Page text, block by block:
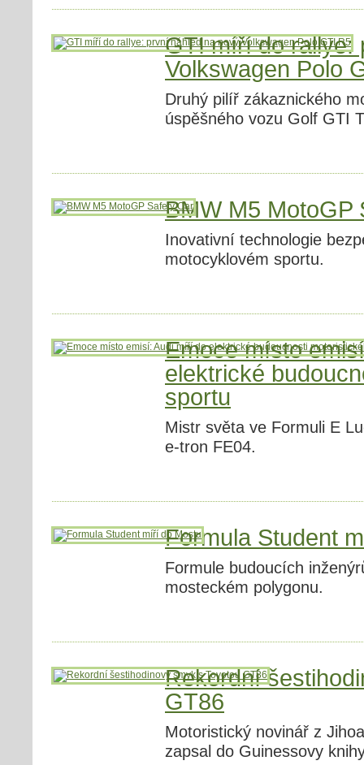
GTI míří do rallye:
Volkswagen Polo
Druhý pilíř zákaznického
úspěšného vozu Golf GTI
BMW M5 MotoGP
Inovativní technologie
motocyklovém sportu.
Emoce místo
elektrické
sportu
Mistr světa ve Formuli E
e-tron FE04.
Formula Student
Formule budoucích
mosteckém polygonu.
Rekordní
GT86
Motoristický novinář z
zapsal do Guinessovy